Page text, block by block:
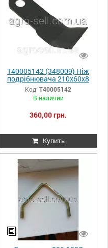
T40005142 (348009) Ніж
подрібнювача 210х60х8
d=25.5 Gaspardo
Код: T40005142
В наличии
360,00 грн.
Купить